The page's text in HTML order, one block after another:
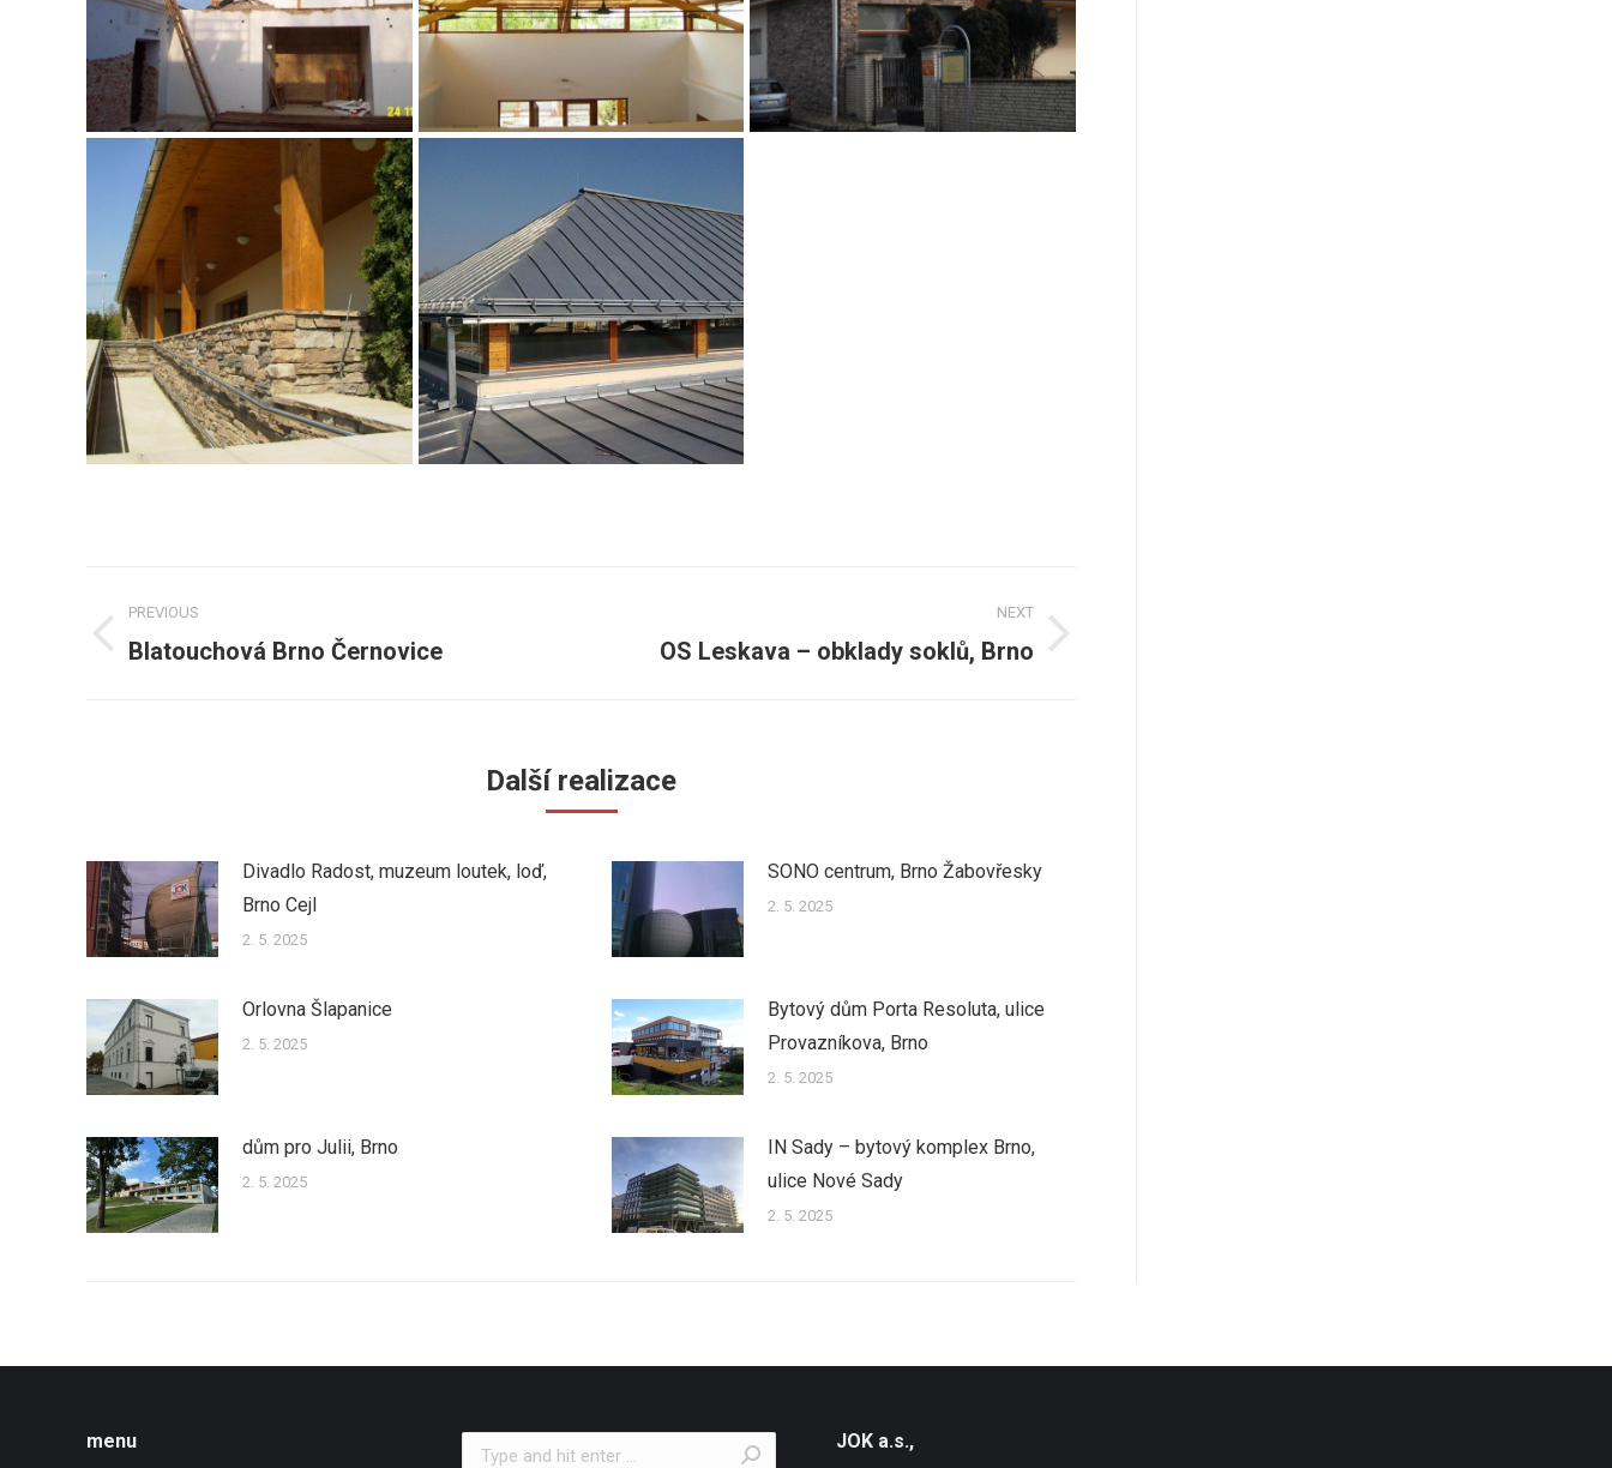
navigation
PREVIOUS
Previous
Blatouchová Brno Černovice
NEXT
OS Leskava – obklady soklů, Brno
Další realizace
Divadlo Radost, muzeum loutek, loď,
Brno Cejl
2. 5. 2025
SONO centrum, Brno Žabovřesky
2. 5. 2025
Orlovna Šlapanice
2. 5. 2025
Bytový dům Porta Resoluta, ulice
Provazníkova, Brno
2. 5. 2025
dům pro Julii, Brno
2. 5. 2025
IN Sady – bytový komplex Brno,
ulice Nové Sady
2. 5. 2025
menu Search: JOK a.s.,